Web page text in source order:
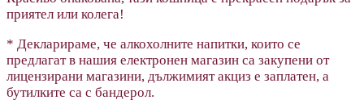
приятел или колега!
* Декларираме, че алкохолните напитки, които се
предлагат в нашия електронен магазин са закупени от
лицензирани магазини, дължимият акциз е заплатен, а
бутилките са с бандерол.